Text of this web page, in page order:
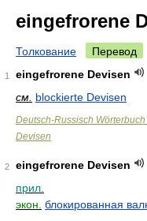
eingefrorene
Толкование Перевод
1
eingefrorene Devisen
см. blockierte Devisen
Deutsch-Russisch
Devisen
2
eingefrorene Devisen
прил.
экон. блокированная